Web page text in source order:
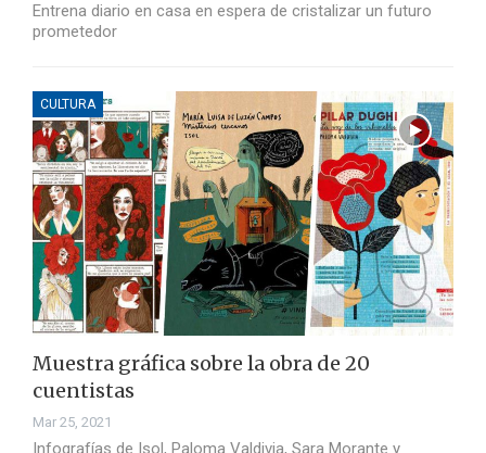
Entrena diario en casa en espera de cristalizar un futuro
prometedor
CULTURA
Muestra gráfica sobre la obra de 20
cuentistas
Mar 25, 2021
Infografías de Isol, Paloma Valdivia, Sara Morante y